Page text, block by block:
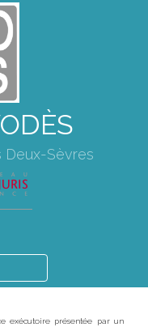
Deux-Sèvres
exécutoire présentée par un